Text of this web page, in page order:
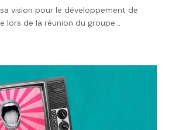
vision pour le développement de
lors de la réunion du groupe…